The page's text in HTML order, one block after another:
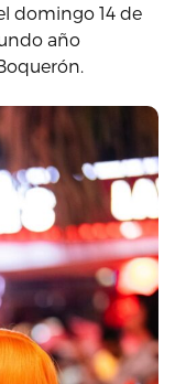
domingo 14 de
año